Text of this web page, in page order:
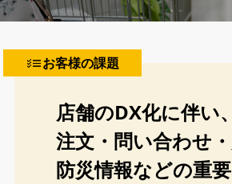
お客様の課題
店舗のDX化に伴い
注文・問い合わせ
防災情報などの重